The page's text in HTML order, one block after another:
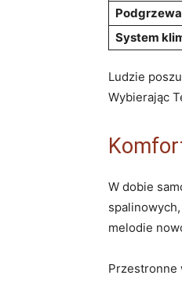
System
Ludzie
Wybierając
W dobie
melodie
Przestronne